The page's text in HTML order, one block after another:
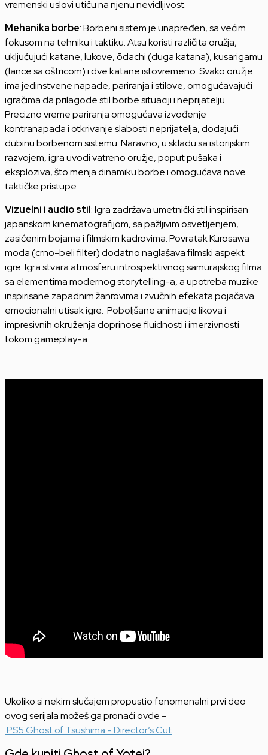
vremenski uslovi utiču na njenu nevidljivost.
Mehanika borbe: Borbeni sistem je unapređen, sa većim
fokusom na tehniku i taktiku. Atsu koristi različita oružja,
uključujući katane, lukove, ōdachi (duga katana), kusarigamu
(lance sa oštricom) i dve katane istovremeno. Svako oružje
ima jedinstvene napade, pariranja i stilove, omogućavajući
igračima da prilagode stil borbe situaciji i neprijatelju.
Precizno vreme pariranja omogućava izvođenje
kontranapada i otkrivanje slabosti neprijatelja, dodajući
dubinu borbenom sistemu. Naravno, u skladu sa istorijskim
razvojem, igra uvodi vatreno oružje, poput pušaka i
eksploziva, što menja dinamiku borbe i omogućava nove
taktičke pristupe.
Vizuelni i audio stil: Igra zadržava umetnički stil inspirisan
japanskom kinematografijom, sa pažljivim osvetljenjem,
zasićenim bojama i filmskim kadrovima. Povratak Kurosawa
moda (crno-beli filter) dodatno naglašava filmski aspekt
igre. Igra stvara atmosferu introspektivnog samurajskog filma
sa elementima modernog storytelling-a, a upotreba muzike
inspirisane zapadnim žanrovima i zvučnih efekata pojačava
emocionalni utisak igre. ​ Poboljšane animacije likova i
impresivnih okruženja doprinose fluidnosti i imerzivnosti
tokom gameplay-a.
Ukoliko si nekim slučajem propustio fenomenalni prvi deo
ovog serijala možeš ga pronaći ovde -
PS5 Ghost of Tsushima - Director’s Cut.